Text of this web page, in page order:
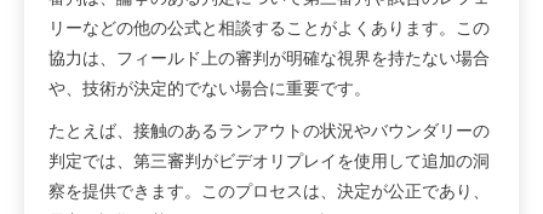
リーなどの他の公式と相談することがよくあります。この
協力は、フィールド上の審判が明確な視界を持たない場合
や、技術が決定的でない場合に重要です。
たとえば、接触のあるランアウトの状況やバウンダリーの
判定では、第三審判がビデオリプレイを使用して追加の洞
察を提供できます。このプロセスは、決定が公正であり、